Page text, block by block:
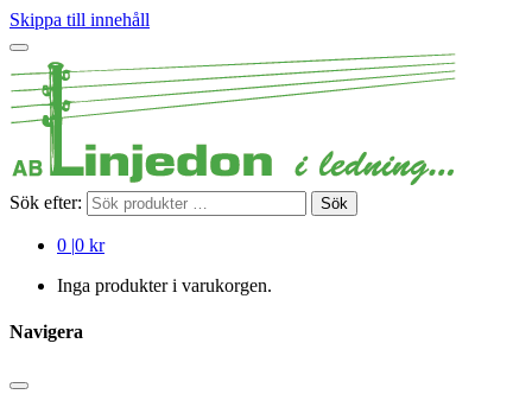
Skippa till innehåll
Sök efter: Sök
0 |0 kr
Inga produkter i varukorgen.
Navigera